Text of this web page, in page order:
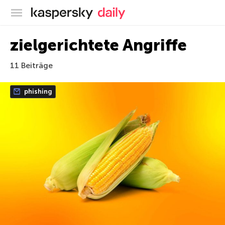
Offizieller Blog von Kaspersky
zielgerichtete Angriffe
11 Beiträge
phishing